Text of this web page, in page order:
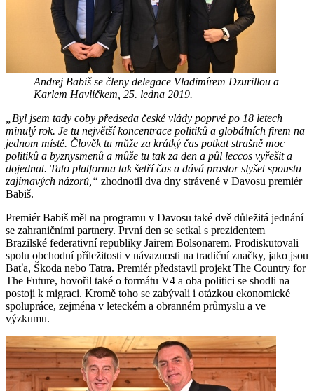
Andrej Babiš se členy delegace Vladimírem Dzurillou a
Karlem Havlíčkem, 25. ledna 2019.
„Byl jsem tady coby předseda české vlády poprvé po 18 letech
minulý rok. Je tu největší koncentrace politiků a globálních firem na
jednom místě. Člověk tu může za krátký čas potkat strašně moc
politiků a byznysmenů a může tu tak za den a půl leccos vyřešit a
dojednat. Tato platforma tak šetří čas a dává prostor slyšet spoustu
zajímavých názorů,“ zhodnotil dva dny strávené v Davosu premiér
Babiš.
Premiér Babiš měl na programu v Davosu také dvě důležitá jednání
se zahraničními partnery. První den se setkal s prezidentem
Brazilské federativní republiky Jairem Bolsonarem. Prodiskutovali
spolu obchodní příležitosti v návaznosti na tradiční značky, jako jsou
Baťa, Škoda nebo Tatra. Premiér představil projekt The Country for
The Future, hovořil také o formátu V4 a oba politici se shodli na
postoji k migraci. Kromě toho se zabývali i otázkou ekonomické
spolupráce, zejména v leteckém a obranném průmyslu a ve
výzkumu.